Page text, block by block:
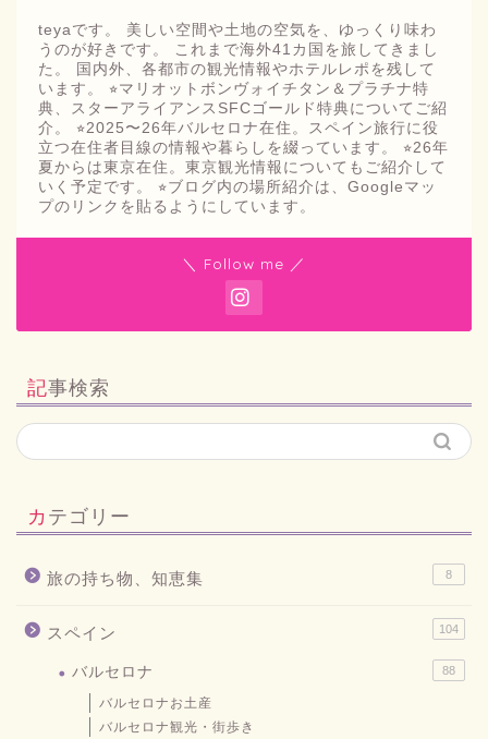
teyaです。 美しい空間や土地の空気を、ゆっくり味わ
うのが好きです。 これまで海外41カ国を旅してきまし
た。 国内外、各都市の観光情報やホテルレポを残して
います。 ⭐︎マリオットボンヴォイチタン＆プラチナ特
典、スターアライアンスSFCゴールド特典についてご紹
介。 ⭐︎2025〜26年バルセロナ在住。スペイン旅行に役
立つ在住者目線の情報や暮らしを綴っています。 ⭐︎26年
夏からは東京在住。東京観光情報についてもご紹介して
いく予定です。 ⭐︎ブログ内の場所紹介は、Googleマッ
プのリンクを貼るようにしています。
＼ Follow me ／
記事検索
カテゴリー
旅の持ち物、知恵集 8
スペイン 104
バルセロナ 88
バルセロナお土産
バルセロナ観光・街歩き